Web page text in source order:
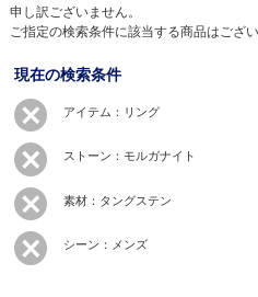
申し訳ございません。
ご指定の検索条件に該当する商品はござい
現在の検索条件
アイテム：リング
ストーン：モルガナイト
素材：タングステン
シーン：メンズ